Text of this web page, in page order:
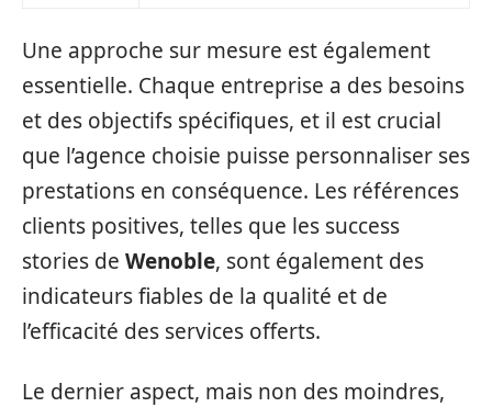
Une approche sur mesure est également
essentielle. Chaque entreprise a des besoins
et des objectifs spécifiques, et il est crucial
que l’agence choisie puisse personnaliser ses
prestations en conséquence. Les références
clients positives, telles que les success
stories de Wenoble, sont également des
indicateurs fiables de la qualité et de
l’efficacité des services offerts.
Le dernier aspect, mais non des moindres,